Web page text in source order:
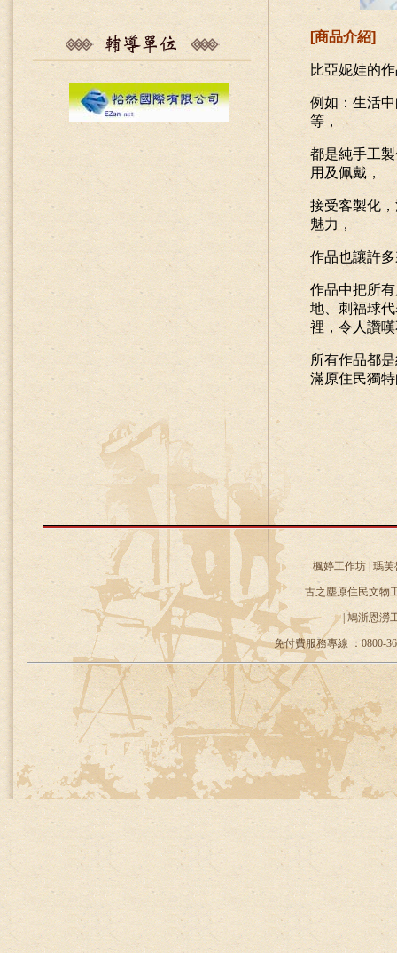
[商品介紹]
比亞妮娃的
例如：生活
等，
都是純手工
用及佩戴，
接受客製化
魅力，
作品也讓許
作品中把所
地、刺福球
裡，令人讚
所有作品都
滿原住民獨
楓婷工作坊 | 瑪芙
古之塵原住民文物
| 鳩浙恩澇
免付費服務專線 ：0800-